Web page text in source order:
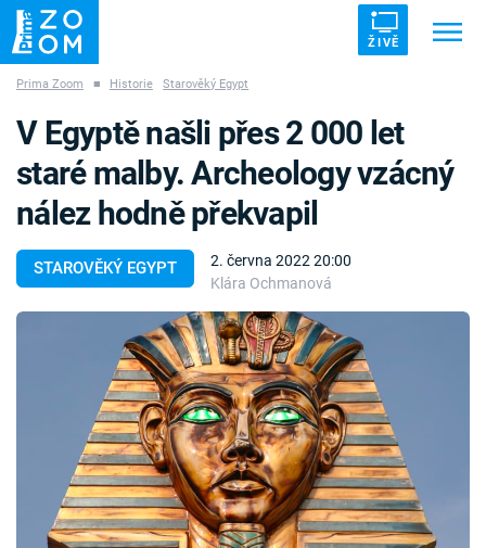
ŽIVĚ
ZÁHADY VETŘELCI DÁVNOVĚKU
Témata
TV Program
Časopis
Prima Zoom ■ Historie Starověký Egypt
STAROVĚKÝ EGYPT
2. června 2022 20:00
Klára Ochmanová
V Egyptě našli přes 2 000 let
staré malby. Archeology vzácný
nález hodně překvapil